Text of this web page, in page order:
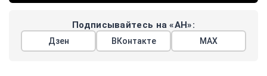
Подписывайтесь на «АН»:
Дзен ВКонтакте МАХ